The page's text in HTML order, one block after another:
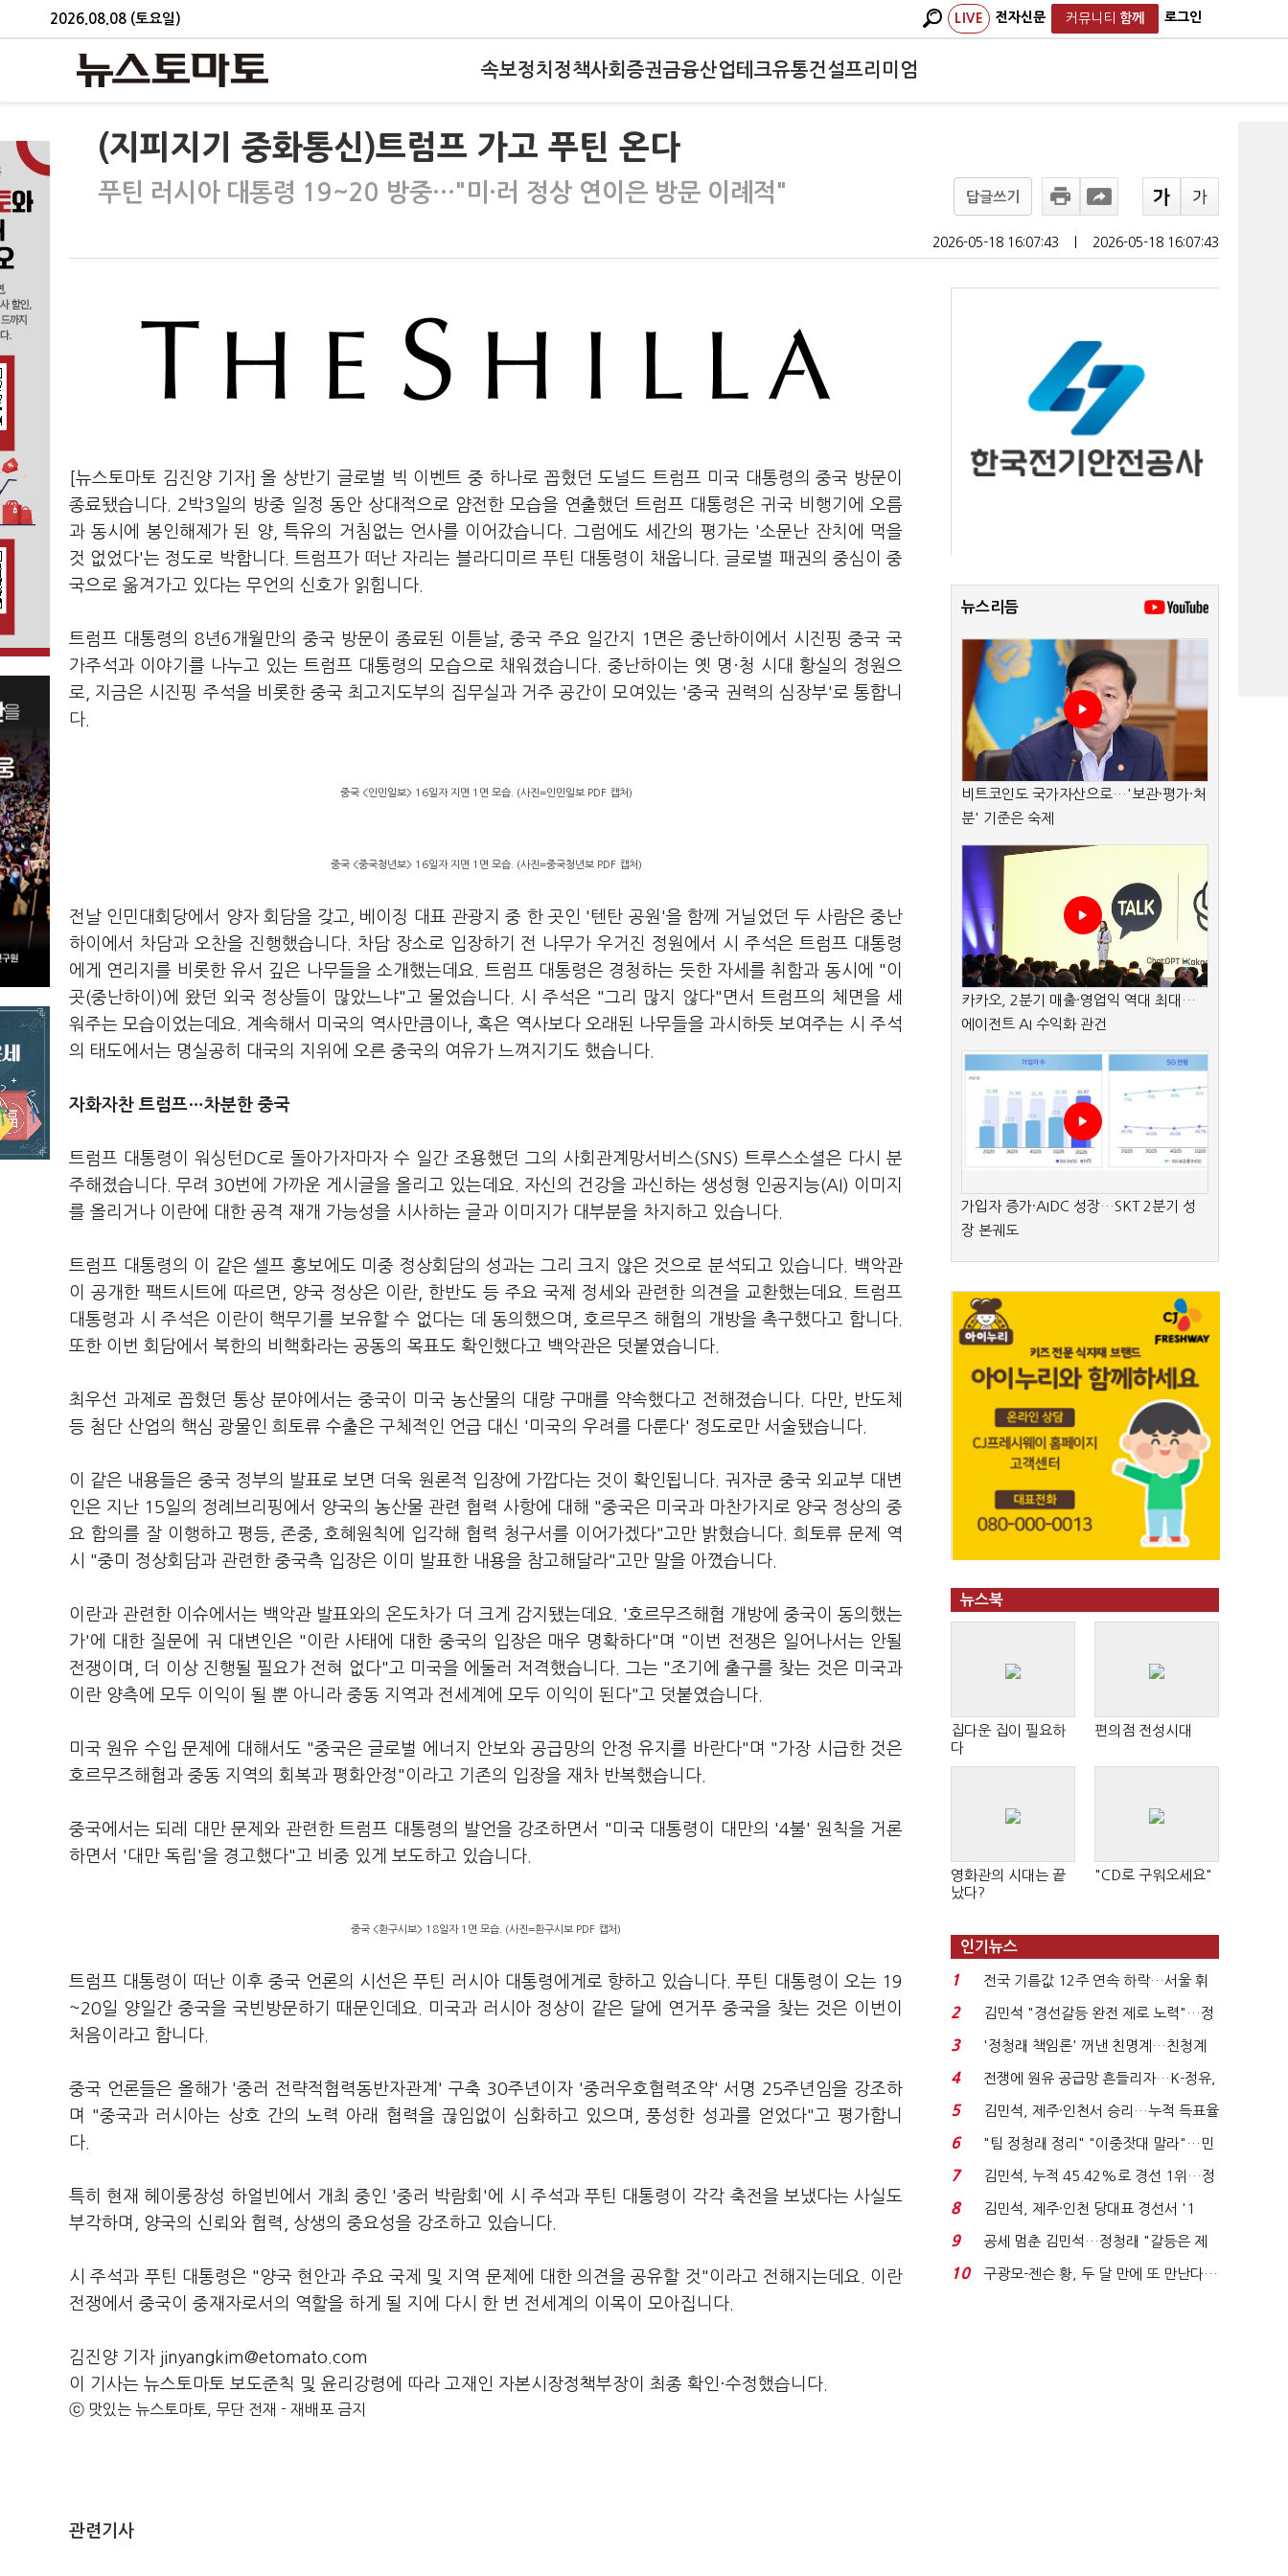
2026.08.08 (토요일) LIVE 전자신문 커뮤니티 함께 로그인
속보정치 정책사회 증권금융산업테크유통건설프리미엄
(지피지기 중화통신)트럼프 가고 푸틴 온다
푸틴 러시아 대통령 19~20 방중…"미·러 정상 연이은 방문 이례적" 답글쓰기
2026-05-18 16:07:43 2026-05-18 16:07:43
[뉴스토마토 김진양 기자] 올 상반기 글로벌 빅 이벤트 중 하나로 꼽혔던 도널드 트럼프 미국 대통령의 중국 방문이
종료됐습니다. 2박3일의 방중 일정 동안 상대적으로 얌전한 모습을 연출했던 트럼프 대통령은 귀국 비행기에 오름
과 동시에 봉인해제가 된 양, 특유의 거침없는 언사를 이어갔습니다. 그럼에도 세간의 평가는 '소문난 잔치에 먹을
것 없었다'는 정도로 박합니다. 트럼프가 떠난 자리는 블라디미르 푸틴 대통령이 채웁니다. 글로벌 패권의 중심이 중
국으로 옮겨가고 있다는 무언의 신호가 읽힙니다.
트럼프 대통령의 8년6개월만의 중국 방문이 종료된 이튿날, 중국 주요 일간지 1면은 중난하이에서 시진핑 중국 국
가주석과 이야기를 나누고 있는 트럼프 대통령의 모습으로 채워졌습니다. 중난하이는 옛 명·청 시대 황실의 정원으
로, 지금은 시진핑 주석을 비롯한 중국 최고지도부의 집무실과 거주 공간이 모여있는 '중국 권력의 심장부'로 통합니
다.
중국 <인민일보> 16일자 지면 1면 모습. (사진=인민일보 PDF 캡처)
중국 <중국청년보> 16일자 지면 1면 모습. (사진=중국청년보 PDF 캡처)
전날 인민대회당에서 양자 회담을 갖고, 베이징 대표 관광지 중 한 곳인 '텐탄 공원'을 함께 거닐었던 두 사람은 중난
하이에서 차담과 오찬을 진행했습니다. 차담 장소로 입장하기 전 나무가 우거진 정원에서 시 주석은 트럼프 대통령
에게 연리지를 비롯한 유서 깊은 나무들을 소개했는데요. 트럼프 대통령은 경청하는 듯한 자세를 취함과 동시에 "이
곳(중난하이)에 왔던 외국 정상들이 많았느냐"고 물었습니다. 시 주석은 "그리 많지 않다"면서 트럼프의 체면을 세
워주는 모습이었는데요. 계속해서 미국의 역사만큼이나, 혹은 역사보다 오래된 나무들을 과시하듯 보여주는 시 주석
의 태도에서는 명실공히 대국의 지위에 오른 중국의 여유가 느껴지기도 했습니다.
자화자찬 트럼프…차분한 중국
트럼프 대통령이 워싱턴DC로 돌아가자마자 수 일간 조용했던 그의 사회관계망서비스(SNS) 트루스소셜은 다시 분
주해졌습니다. 무려 30번에 가까운 게시글을 올리고 있는데요. 자신의 건강을 과신하는 생성형 인공지능(AI) 이미지
를 올리거나 이란에 대한 공격 재개 가능성을 시사하는 글과 이미지가 대부분을 차지하고 있습니다.
트럼프 대통령의 이 같은 셀프 홍보에도 미중 정상회담의 성과는 그리 크지 않은 것으로 분석되고 있습니다. 백악관
이 공개한 팩트시트에 따르면, 양국 정상은 이란, 한반도 등 주요 국제 정세와 관련한 의견을 교환했는데요. 트럼프
대통령과 시 주석은 이란이 핵무기를 보유할 수 없다는 데 동의했으며, 호르무즈 해협의 개방을 촉구했다고 합니다.
또한 이번 회담에서 북한의 비핵화라는 공동의 목표도 확인했다고 백악관은 덧붙였습니다.
최우선 과제로 꼽혔던 통상 분야에서는 중국이 미국 농산물의 대량 구매를 약속했다고 전해졌습니다. 다만, 반도체
등 첨단 산업의 핵심 광물인 희토류 수출은 구체적인 언급 대신 '미국의 우려를 다룬다' 정도로만 서술됐습니다.
이 같은 내용들은 중국 정부의 발표로 보면 더욱 원론적 입장에 가깝다는 것이 확인됩니다. 궈자쿤 중국 외교부 대변
인은 지난 15일의 정례브리핑에서 양국의 농산물 관련 협력 사항에 대해 "중국은 미국과 마찬가지로 양국 정상의 중
요 합의를 잘 이행하고 평등, 존중, 호혜원칙에 입각해 협력 청구서를 이어가겠다"고만 밝혔습니다. 희토류 문제 역
시 "중미 정상회담과 관련한 중국측 입장은 이미 발표한 내용을 참고해달라"고만 말을 아꼈습니다.
이란과 관련한 이슈에서는 백악관 발표와의 온도차가 더 크게 감지됐는데요. '호르무즈해협 개방에 중국이 동의했는
가'에 대한 질문에 궈 대변인은 "이란 사태에 대한 중국의 입장은 매우 명확하다"며 "이번 전쟁은 일어나서는 안될
전쟁이며, 더 이상 진행될 필요가 전혀 없다"고 미국을 에둘러 저격했습니다. 그는 "조기에 출구를 찾는 것은 미국과
이란 양측에 모두 이익이 될 뿐 아니라 중동 지역과 전세계에 모두 이익이 된다"고 덧붙였습니다.
미국 원유 수입 문제에 대해서도 "중국은 글로벌 에너지 안보와 공급망의 안정 유지를 바란다"며 "가장 시급한 것은
호르무즈해협과 중동 지역의 회복과 평화안정"이라고 기존의 입장을 재차 반복했습니다.
중국에서는 되레 대만 문제와 관련한 트럼프 대통령의 발언을 강조하면서 "미국 대통령이 대만의 '4불' 원칙을 거론
하면서 '대만 독립'을 경고했다"고 비중 있게 보도하고 있습니다.
중국 <환구시보> 18일자 1면 모습. (사진=환구시보 PDF 캡처)
트럼프 대통령이 떠난 이후 중국 언론의 시선은 푸틴 러시아 대통령에게로 향하고 있습니다. 푸틴 대통령이 오는 19
~20일 양일간 중국을 국빈방문하기 때문인데요. 미국과 러시아 정상이 같은 달에 연거푸 중국을 찾는 것은 이번이
처음이라고 합니다.
중국 언론들은 올해가 '중러 전략적협력동반자관계' 구축 30주년이자 '중러우호협력조약' 서명 25주년임을 강조하
며 "중국과 러시아는 상호 간의 노력 아래 협력을 끊임없이 심화하고 있으며, 풍성한 성과를 얻었다"고 평가합니
다.
특히 현재 헤이룽장성 하얼빈에서 개최 중인 '중러 박람회'에 시 주석과 푸틴 대통령이 각각 축전을 보냈다는 사실도
부각하며, 양국의 신뢰와 협력, 상생의 중요성을 강조하고 있습니다.
시 주석과 푸틴 대통령은 "양국 현안과 주요 국제 및 지역 문제에 대한 의견을 공유할 것"이라고 전해지는데요. 이란
전쟁에서 중국이 중재자로서의 역할을 하게 될 지에 다시 한 번 전세계의 이목이 모아집니다.
김진양 기자 jinyangkim@etomato.com
이 기사는 뉴스토마토 보도준칙 및 윤리강령에 따라 고재인 자본시장정책부장이 최종 확인·수정했습니다.
ⓒ 맛있는 뉴스토마토, 무단 전재 - 재배포 금지
관련기사
뉴스리듬
비트코인도 국가자산으로…'보관·평가·처
분' 기준은 숙제
카카오, 2분기 매출·영업익 역대 최대…
에이전트 AI 수익화 관건
가입자 증가·AIDC 성장…SKT 2분기 성
장 본궤도
뉴스북
집다운 집이 필요하
다
편의점 전성시대
영화관의 시대는 끝
났다?
"CD로 구워오세요"
인기뉴스
1
전국 기름값 12주 연속 하락…서울 휘
발윳값 1909원...
2
김민석 "경선갈등 완전 제로 노력"…정
청래 "반명 공세 사...
3
'정청래 책임론' 꺼낸 친명계…친청계
는 추가투표 때리기...
4
전쟁에 원유 공급망 흔들리자…K-정유,
에너지안보 핵심...
5
김민석, 제주·인천서 승리…누적 득표율
'1위 탈환'(종합)...
6
"팀 정청래 정리" "이중잣대 말라"…민
주 최고위원 계파 다...
7
김민석, 누적 45.42%로 경선 1위…정
청래와 격차 0.86%p(...
8
김민석, 제주·인천 당대표 경선서 '1
위'(1보)...
9
공세 멈춘 김민석…정청래 "갈등은 제
가 수습"
10
구광모-젠슨 황, 두 달 만에 또 만난다…